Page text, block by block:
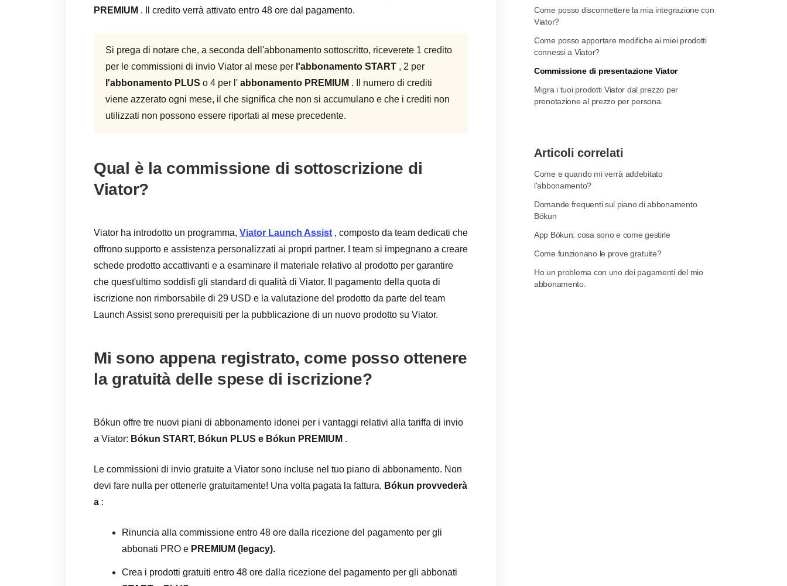
PREMIUM . Il credito verrà attivato entro 48 ore dal pagamento.
Si prega di notare che, a seconda dell'abbonamento sottoscritto, riceverete 1 credito
per le commissioni di invio Viator al mese per l'abbonamento START , 2 per
l'abbonamento PLUS o 4 per l' abbonamento PREMIUM . Il numero di crediti
viene azzerato ogni mese, il che significa che non si accumulano e che i crediti non
utilizzati non possono essere riportati al mese precedente.
Qual è la commissione di sottoscrizione di
Viator?
Viator ha introdotto un programma, Viator Launch Assist , composto da team dedicati che
offrono supporto e assistenza personalizzati ai propri partner. I team si impegnano a creare
schede prodotto accattivanti e a esaminare il materiale relativo al prodotto per garantire
che quest'ultimo soddisfi gli standard di qualità di Viator. Il pagamento della quota di
iscrizione non rimborsabile di 29 USD e la valutazione del prodotto da parte del team
Launch Assist sono prerequisiti per la pubblicazione di un nuovo prodotto su Viator.
Mi sono appena registrato, come posso ottenere
la gratuità delle spese di iscrizione?
Bókun offre tre nuovi piani di abbonamento idonei per i vantaggi relativi alla tariffa di invio
a Viator: Bókun START, Bókun PLUS e Bókun PREMIUM .
Le commissioni di invio gratuite a Viator sono incluse nel tuo piano di abbonamento. Non
devi fare nulla per ottenerle gratuitamente! Una volta pagata la fattura, Bókun provvederà
a :
Rinuncia alla commissione entro 48 ore dalla ricezione del pagamento per gli
abbonati PRO e PREMIUM (legacy).
Crea i prodotti gratuiti entro 48 ore dalla ricezione del pagamento per gli abbonati
Come posso disconnettere la mia integrazione con
Viator?
Come posso apportare modifiche ai miei prodotti
connessi a Viator?
Commissione di presentazione Viator
Migra i tuoi prodotti Viator dal prezzo per
prenotazione al prezzo per persona.
Articoli correlati
Come e quando mi verrà addebitato
l'abbonamento?
Domande frequenti sul piano di abbonamento
Bókun
App Bókun: cosa sono e come gestirle
Come funzionano le prove gratuite?
Ho un problema con uno dei pagamenti del mio
abbonamento.